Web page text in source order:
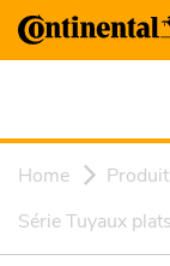
Home
Série Tuyaux